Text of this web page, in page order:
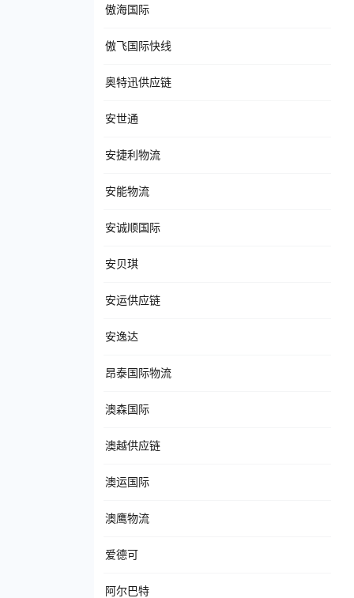
傲海国际
傲飞国际快线
奥特迅供应链
安世通
安捷利物流
安能物流
安诚顺国际
安贝琪
安运供应链
安逸达
昂泰国际物流
澳森国际
澳越供应链
澳运国际
澳鹰物流
爱德可
阿尔巴特